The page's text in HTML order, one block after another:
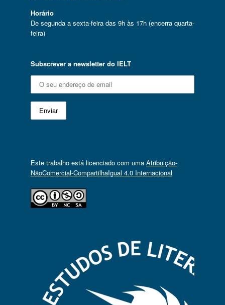
Horário
De segunda a sexta-feira das 9h às 17h (encerra quarta-
feira)
Subscrever a newsletter do IELT
Este trabalho está licenciado com uma Atribuição-
NãoComercial-CompartilhaIgual 4.0 Internacional